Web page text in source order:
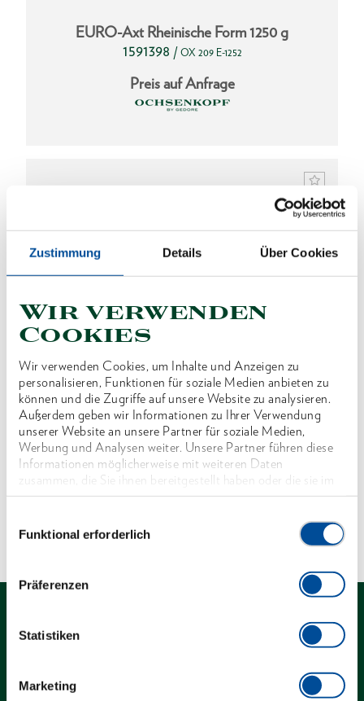
Zustimmung Details Über Cookies
Wir verwenden
Cookies
Wir verwenden Cookies, um Inhalte und Anzeigen zu
personalisieren, Funktionen für soziale Medien anbieten zu
können und die Zugriffe auf unsere Website zu analysieren.
Außerdem geben wir Informationen zu Ihrer Verwendung
unserer Website an unsere Partner für soziale Medien,
Werbung und Analysen weiter. Unsere Partner führen diese
Informationen möglicherweise mit weiteren Daten
zusammen, die Sie ihnen bereitgestellt haben oder die sie im
Rahmen Ihrer Nutzung der Dienste gesammelt haben. Unsere
Funktional erforderlich
Präferenzen
Statistiken
Marketing
EURO-Axt Rheinische Form 1250 g
1591398 / OX 209 E-1252
Preis auf Anfrage
EURO-Axt Rheinische Form1600 g
1591428 / OX 209 E-1602
Preis auf Anfrage